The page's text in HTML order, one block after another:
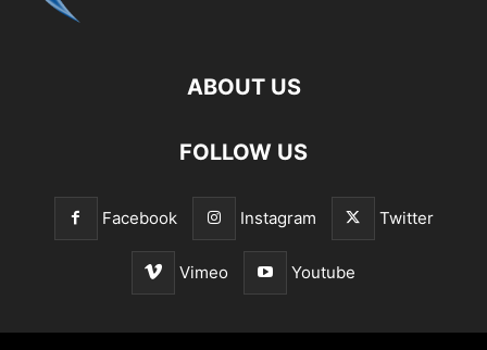
ABOUT US
FOLLOW US
Facebook Instagram Twitter
Vimeo Youtube